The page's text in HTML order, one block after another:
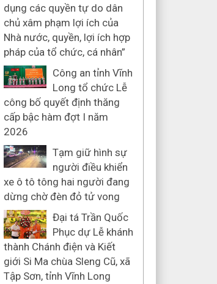
dụng các quyền tự do dân
chủ xâm phạm lợi ích của
Nhà nước, quyền, lợi ích hợp
pháp của tổ chức, cá nhân”
Công an tỉnh Vĩnh
Long tổ chức Lễ
công bố quyết định thăng
cấp bậc hàm đợt I năm
2026
Tạm giữ hình sự
người điều khiển
xe ô tô tông hai người đang
dừng chờ đèn đỏ tử vong
Đại tá Trần Quốc
Phục dự Lễ khánh
thành Chánh điện và Kiết
giới Si Ma chùa Sleng Cũ, xã
Tập Sơn, tỉnh Vĩnh Long